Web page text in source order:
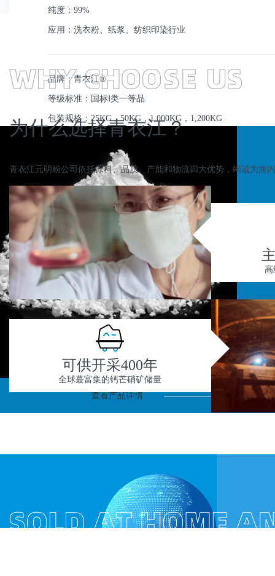
纯度：99%
应用：洗衣粉、纸浆、纺织印染行业
品牌：青衣江®
等级标准：国标Ⅰ类一等品
包装规格：25KG，50KG，1,000KG，1,200KG
查看产品详情
为什么选择青衣江？
青衣江元明粉公司依托原料、品质、产能和物流四大优势，竭诚为海
高
可供开采400年
全球蕞富集的钙芒硝矿储量